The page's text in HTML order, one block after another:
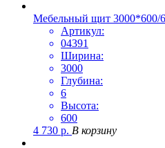
Мебельный щит 3000*600/
Артикул:
04391
Ширина:
3000
Глубина:
6
Высота:
600
4 730 р. В корзину